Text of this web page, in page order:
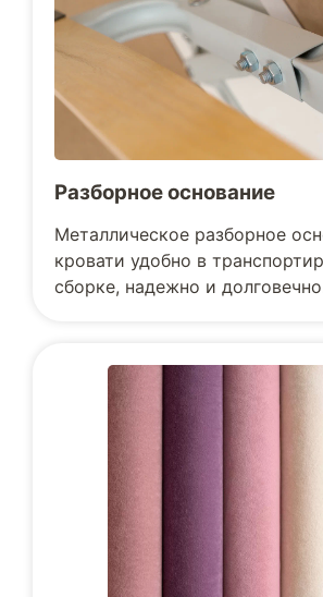
Разборное основание
Металлическое разборное
кровати удобно в
сборке, надежно и